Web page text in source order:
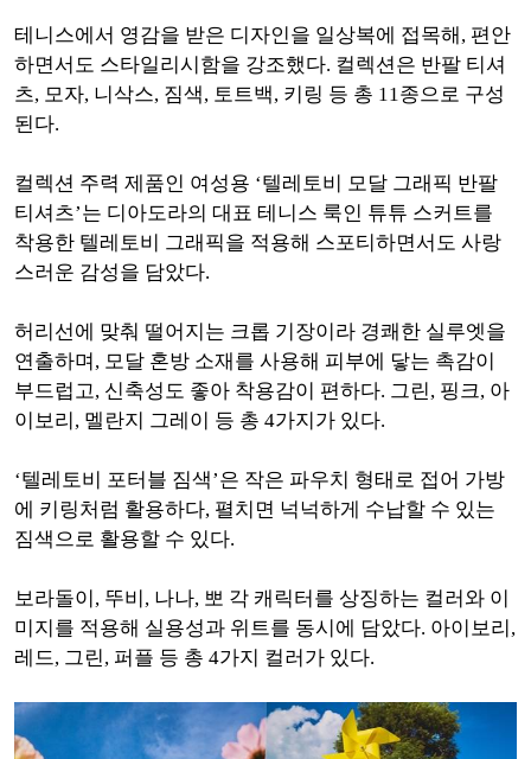
테니스에서 영감을 받은 디자인을 일상복에 접목해, 편안
하면서도 스타일리시함을 강조했다. 컬렉션은 반팔 티셔
츠, 모자, 니삭스, 짐색, 토트백, 키링 등 총 11종으로 구성
된다.
컬렉션 주력 제품인 여성용 ‘텔레토비 모달 그래픽 반팔
티셔츠’는 디아도라의 대표 테니스 룩인 튜튜 스커트를
착용한 텔레토비 그래픽을 적용해 스포티하면서도 사랑
스러운 감성을 담았다.
허리선에 맞춰 떨어지는 크롭 기장이라 경쾌한 실루엣을
연출하며, 모달 혼방 소재를 사용해 피부에 닿는 촉감이
부드럽고, 신축성도 좋아 착용감이 편하다. 그린, 핑크, 아
이보리, 멜란지 그레이 등 총 4가지가 있다.
‘텔레토비 포터블 짐색’은 작은 파우치 형태로 접어 가방
에 키링처럼 활용하다, 펼치면 넉넉하게 수납할 수 있는
짐색으로 활용할 수 있다.
보라돌이, 뚜비, 나나, 뽀 각 캐릭터를 상징하는 컬러와 이
미지를 적용해 실용성과 위트를 동시에 담았다. 아이보리,
레드, 그린, 퍼플 등 총 4가지 컬러가 있다.